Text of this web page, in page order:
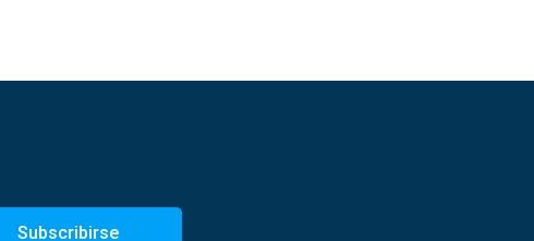
Subscribirse